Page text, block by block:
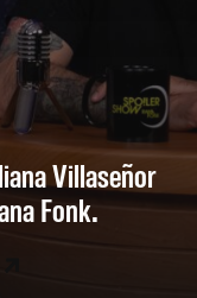
Villaseñor
Fonk.